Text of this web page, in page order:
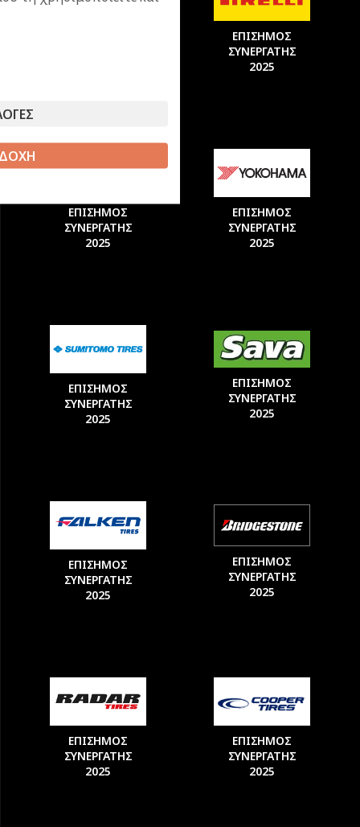
ΕΠΙΣΗΜΟΣ
ΣΥΝΕΡΓΑΤΗΣ
2025
ΕΠΙΣΗΜΟΣ
ΣΥΝΕΡΓΑΤΗΣ
2025
ΕΠΙΣΗΜΟΣ
ΣΥΝΕΡΓΑΤΗΣ
2025
ΕΠΙΣΗΜΟΣ
ΣΥΝΕΡΓΑΤΗΣ
2025
ΕΠΙΣΗΜΟΣ
ΣΥΝΕΡΓΑΤΗΣ
2025
ΕΠΙΣΗΜΟΣ
ΣΥΝΕΡΓΑΤΗΣ
2025
ΕΠΙΣΗΜΟΣ
ΣΥΝΕΡΓΑΤΗΣ
2025
ΕΠΙΣΗΜΟΣ
ΣΥΝΕΡΓΑΤΗΣ
2025
ΕΠΙΣΗΜΟΣ
ΣΥΝΕΡΓΑΤΗΣ
2025